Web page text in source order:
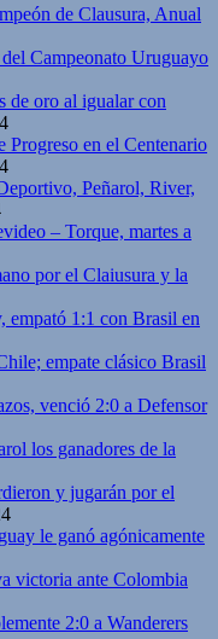
de Clausura, Anual
Campeonato Uruguayo
de oro al igualar con
Progreso en el Centenario
Peñarol, River,
– Torque, martes a
por el Claiusura y la
empató 1:1 con Brasil en
empate clásico Brasil
venció 2:0 a Defensor
los ganadores de la
y jugarán por el
le ganó agónicamente
victoria ante Colombia
2:0 a Wanderers